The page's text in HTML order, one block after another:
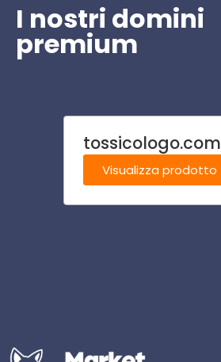
I nostri domini
premium
tossicologo.com
Visualizza prodotto